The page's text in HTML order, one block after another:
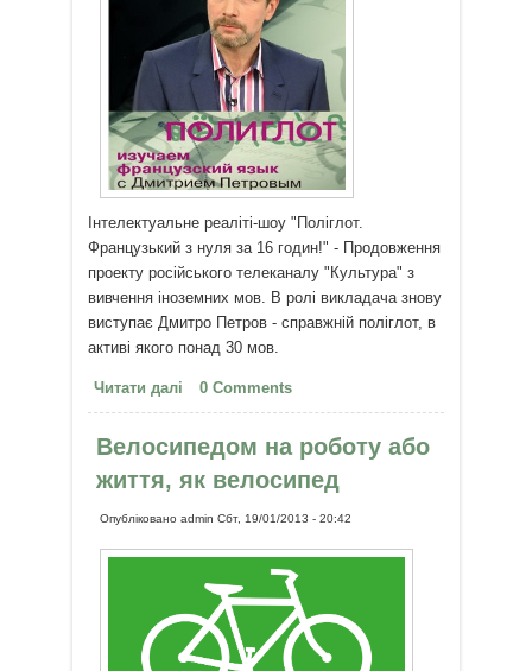
Інтелектуальне реаліті-шоу "Поліглот.
Французький з нуля за 16 годин!" - Продовження
проекту російського телеканалу "Культура" з
вивчення іноземних мов. В ролі викладача знову
виступає Дмитро Петров - справжній поліглот, в
активі якого понад 30 мов.
Читати далі про Поліглот. Французька з нуля
за 16 годин!
0 Comments
Велосипедом на роботу або
життя, як велосипед
Опублікованоadmin Сбт, 19/01/2013 - 20:42